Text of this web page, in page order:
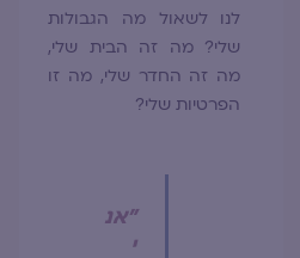
לנו לשאול מה הגבולות
שלי? מה זה הבית שלי,
מה זה החדר שלי, מה זו
הפרטיות שלי?
"אנ